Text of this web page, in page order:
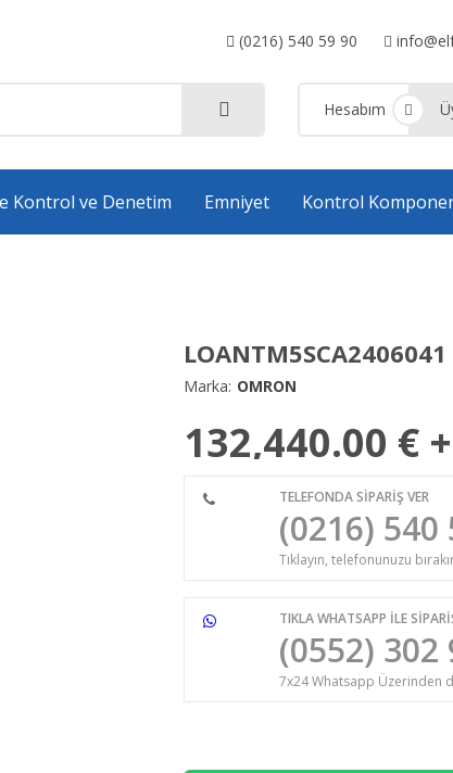
(0216) 540 59 90
Hesabım
Kontrol ve Denetim Emniyet Kontrol
LOANTM5SCA2406041
Marka: OMRON
132,440.00 €
TELEFONDA SİPARİŞ VER
(0216) 540
Tıklayın, telefonunuzu
TIKLA WHATSAPP İLE
(0552) 302
7x24 Whatsapp Üzerinden